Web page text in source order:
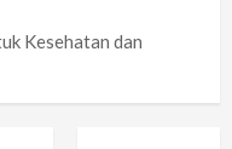
Kesehatan dan